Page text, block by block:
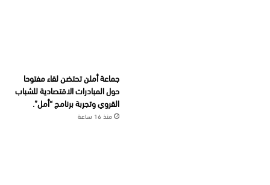
جماعة أملن تحتضن لقاء مفتوحا
حول المبادرات الاقتصادية للشباب
القروي وتجربة برنامج “أمل”.
منذ 16 ساعة